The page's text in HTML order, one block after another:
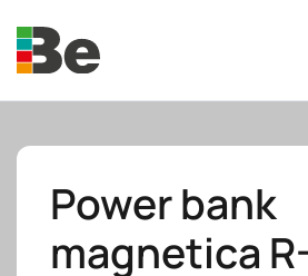
Skip to main content
Power bank
magnetica